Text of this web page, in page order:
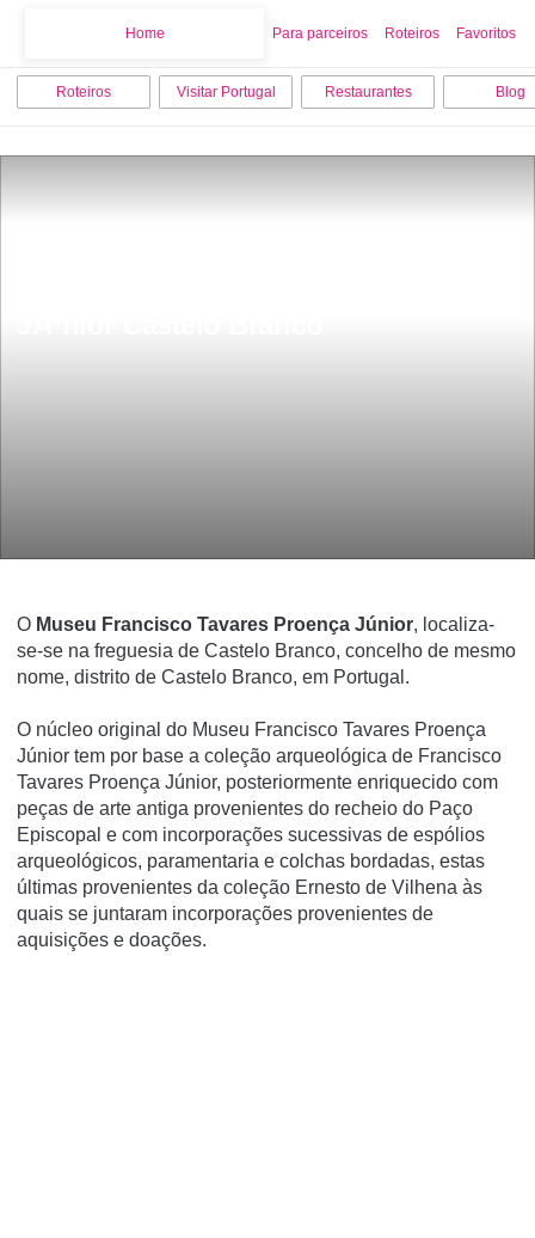
Home Para parceiros Roteiros Favoritos
Roteiros Visitar Portugal Restaurantes Blog
O Museu Francisco Tavares Proença Júnior, localiza-
se-se na freguesia de Castelo Branco, concelho de mesmo
nome, distrito de Castelo Branco, em Portugal.
O núcleo original do Museu Francisco Tavares Proença
Júnior tem por base a coleção arqueológica de Francisco
Tavares Proença Júnior, posteriormente enriquecido com
peças de arte antiga provenientes do recheio do Paço
Episcopal e com incorporações sucessivas de espólios
arqueológicos, paramentaria e colchas bordadas, estas
últimas provenientes da coleção Ernesto de Vilhena às
quais se juntaram incorporações provenientes de
aquisições e doações.